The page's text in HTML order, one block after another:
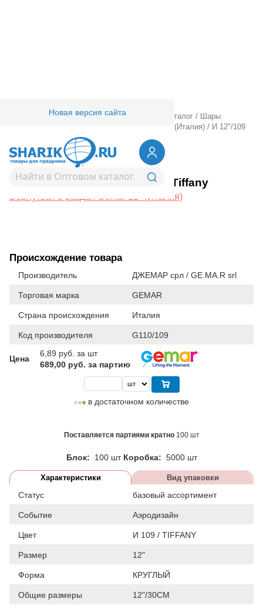
Новая версия сайта
Товары для праздника/ Оптовый каталог /
Шары
Gemar 12" (Италия) / И 12"/109
1102-3054И 12"/109 Пастель Tiffany
Вернуться в раздел Gemar 12" (Италия)
Происхождение товара
Производитель ДЖЕМАР срл / GE.MA.R srl
Торговая марка GEMAR
Страна происхождения Италия
Код производителя G110/109
Цена
6,89 руб. за шт
689,00 руб. за партию
в достаточном количестве
Поставляется партиями кратно 100 шт
Блок: 100 шт Коробка: 5000 шт
Характеристики Вид упаковки
Статус базовый ассортимент
Событие Аэродизайн
Цвет И 109 / TIFFANY
Размер 12"
Форма КРУГЛЫЙ
Общие размеры 12"/30СМ